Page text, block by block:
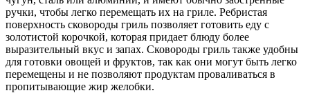
ручки, чтобы легко перемещать их на гриле. Ребристая
поверхность сковороды гриль позволяет готовить еду с
золотистой корочкой, которая придает блюду более
выразительный вкус и запах. Сковороды гриль также удобны
для готовки овощей и фруктов, так как они могут быть легко
перемещены и не позволяют продуктам проваливаться в
пропитывающие жир желобки.